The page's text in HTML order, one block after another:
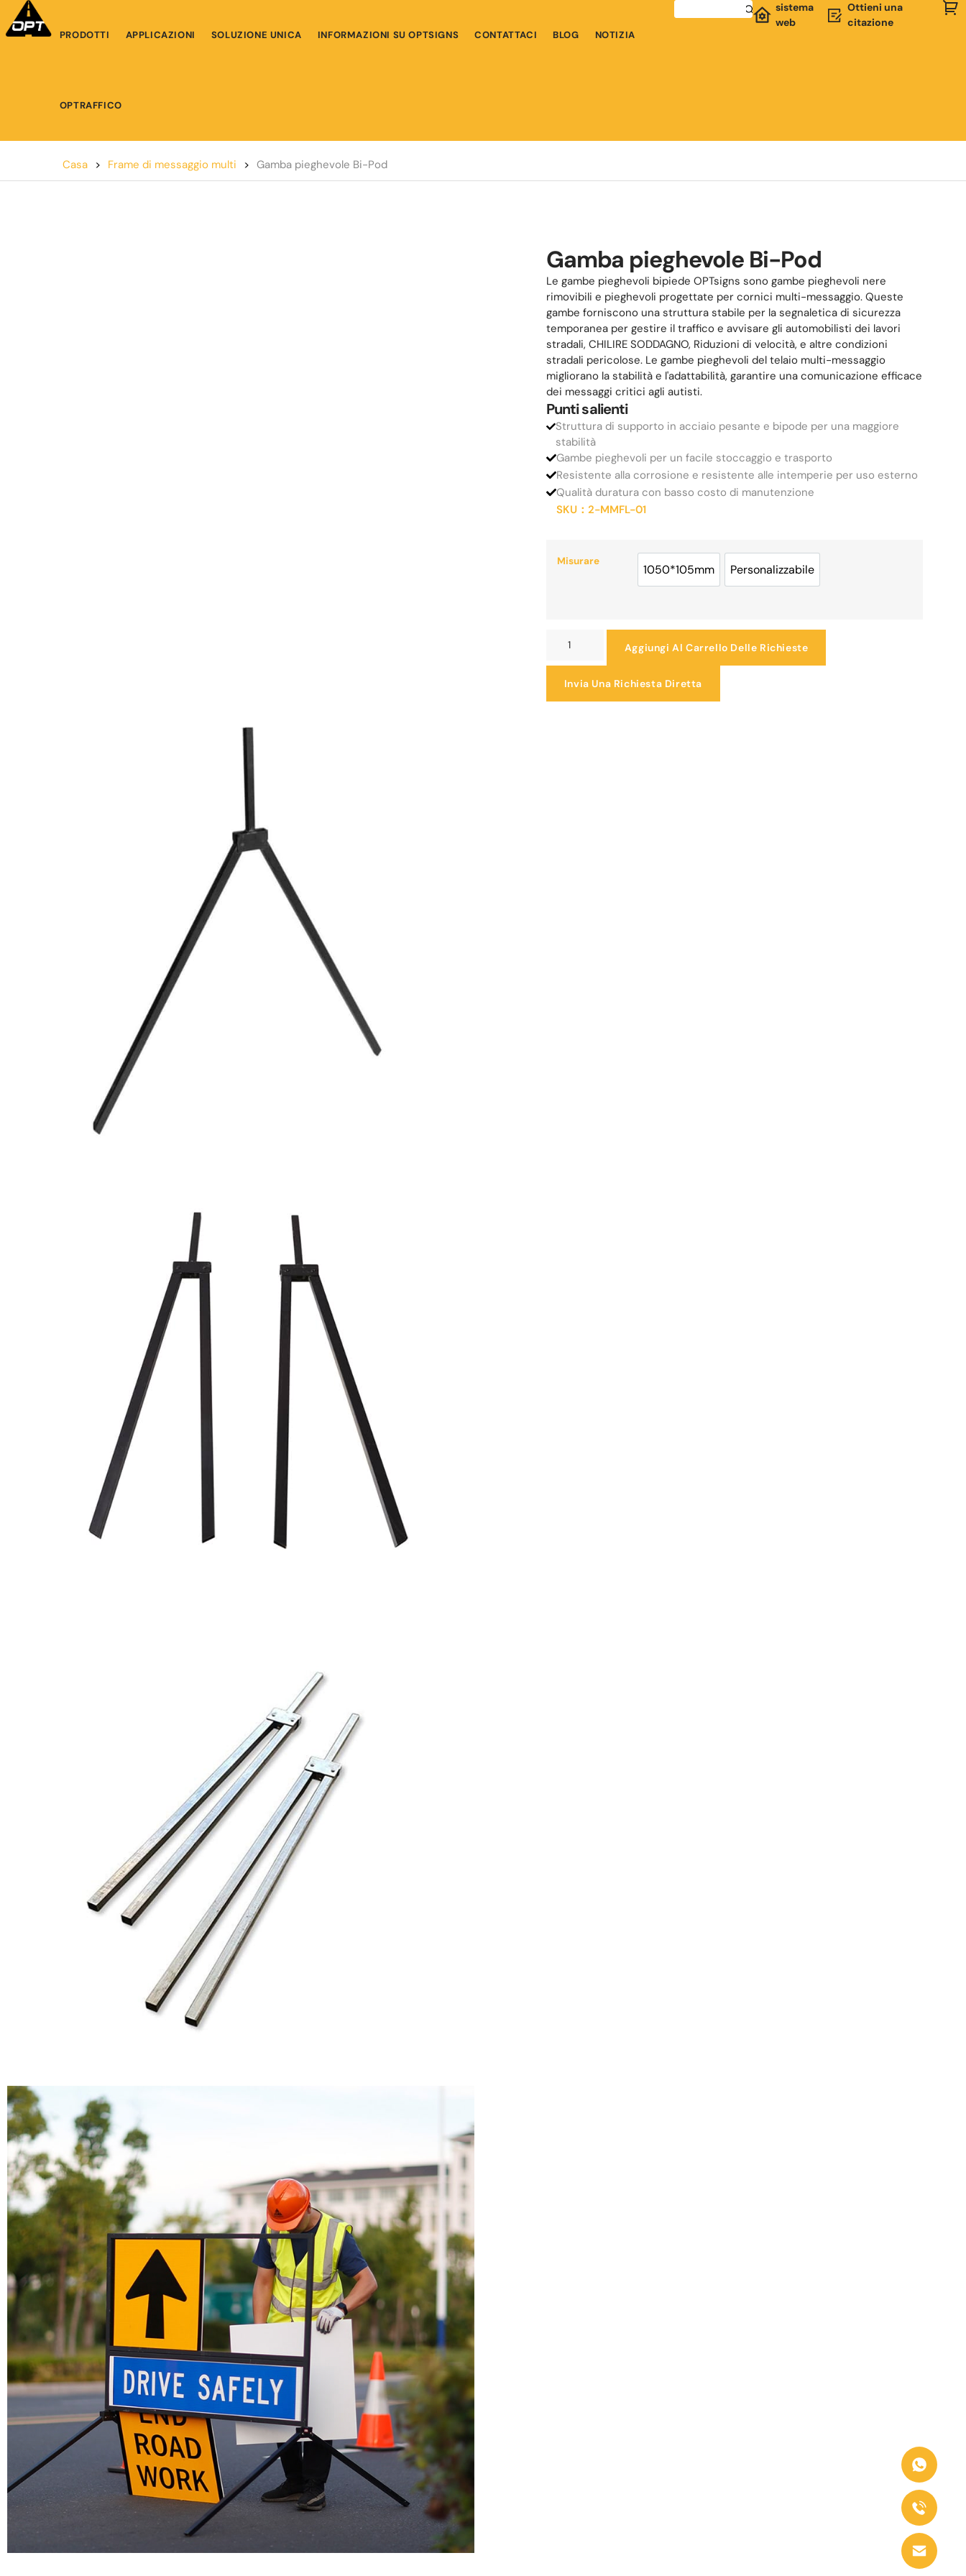
PRODOTTI APPLICAZIONI SOLUZIONE UNICA INFORMAZIONI SU OPTSIGNS CONTATTACI BLOG NOTIZIA
OPTRAFFICO
sistema
web
Ottieni una
citazione
Casa > Frame di messaggio multi > Gamba pieghevole Bi-Pod
Gamba pieghevole Bi-Pod
Le gambe pieghevoli bipiede OPTsigns sono gambe pieghevoli nere
rimovibili e pieghevoli progettate per cornici multi-messaggio. Queste
gambe forniscono una struttura stabile per la segnaletica di sicurezza
temporanea per gestire il traffico e avvisare gli automobilisti dei lavori
stradali, CHILIRE SODDAGNO, Riduzioni di velocità, e altre condizioni
stradali pericolose. Le gambe pieghevoli del telaio multi-messaggio
migliorano la stabilità e l'adattabilità, garantire una comunicazione efficace
dei messaggi critici agli autisti.
Punti salienti
Struttura di supporto in acciaio pesante e bipode per una maggiore
stabilità
Gambe pieghevoli per un facile stoccaggio e trasporto
Resistente alla corrosione e resistente alle intemperie per uso esterno
Qualità duratura con basso costo di manutenzione
SKU： 2-MMFL-01
Misurare
1050*105mm
1050*105mm
Personalizzabile
Personalizzabile
Aggiungi Al Carrello Delle Richieste
Invia Una Richiesta Diretta